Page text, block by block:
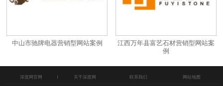
中山市驰牌电器营销型网站案例
江西万年县富艺石材营销型网站案
例
深度网官网 关于深度网 联系我们 网站地图